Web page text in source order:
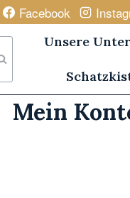
Facebook
Unsere
Mein